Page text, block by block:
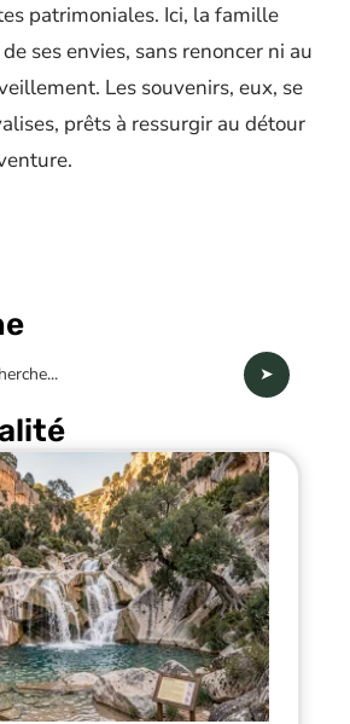
patrimoniales. Ici, la famille
ses envies, sans renoncer ni au
Les souvenirs, eux, se
prêts à ressurgir au détour